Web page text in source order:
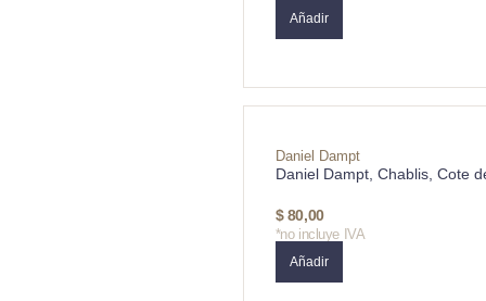
Añadir
Daniel Dampt
Daniel Dampt, Chablis, Cote
$80,00
*no incluye IVA
Añadir